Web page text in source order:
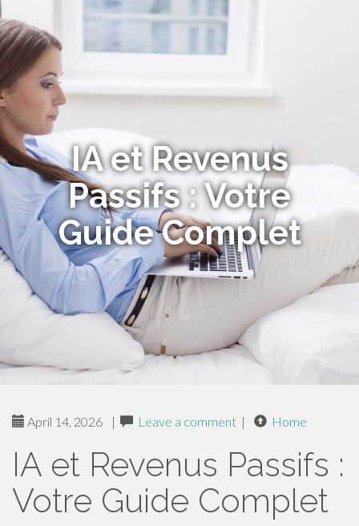
IA et Revenus
Passifs : Votre
Guide Complet
April 14, 2026 | Leave a comment | Home
IA et Revenus Passifs :
Votre Guide Complet